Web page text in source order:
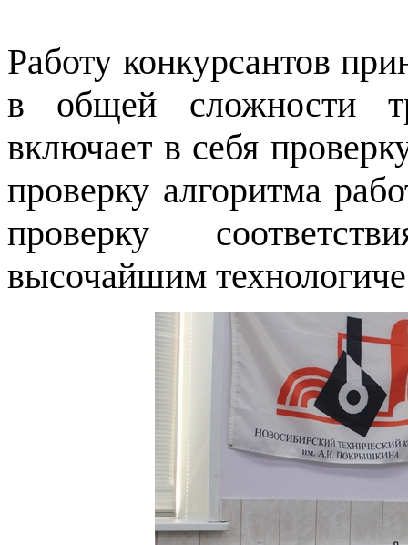
Работу конкурсантов
в общей сложности
включает в себя
проверку алгоритма
проверку
высочайшим